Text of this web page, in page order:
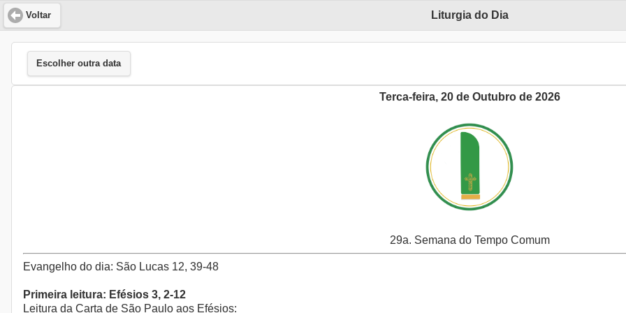
Liturgia do Dia
Voltar
Escolher outra data
Terca-feira, 20 de Outubro de 2026
29a. Semana do Tempo Comum
Evangelho do dia: São Lucas 12, 39-48
Primeira leitura: Efésios 3, 2-12
Leitura da Carta de São Paulo aos Efésios: